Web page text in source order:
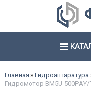
Главная » Гидроаппаратура
Гидромотор BM5U-500PAY/